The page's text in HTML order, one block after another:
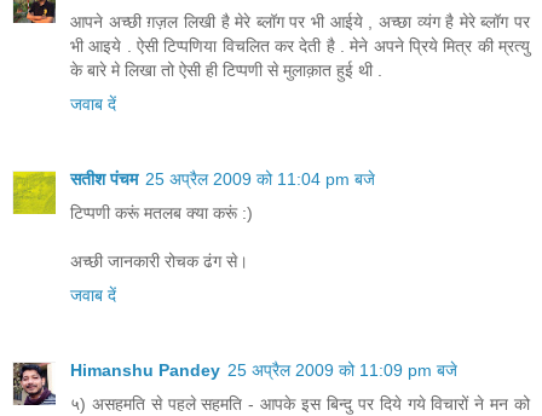
आपने अच्छी ग़ज़ल लिखी है मेरे ब्लॉग पर भी आईये , अच्छा व्यंग है मेरे ब्लॉग पर
भी आइये . ऐसी टिप्पणिया विचलित कर देती है . मेने अपने प्रिये मित्र की म्रत्यु
के बारे मे लिखा तो ऐसी ही टिप्पणी से मुलाक़ात हुई थी .
जवाब दें
सतीश पंचम 25 अप्रैल 2009 को 11:04 pm बजे
टिप्पणी करूं मतलब क्या करूं :)
अच्छी जानकारी रोचक ढंग से।
जवाब दें
Himanshu Pandey 25 अप्रैल 2009 को 11:09 pm बजे
५) असहमति से पहले सहमति - आपके इस बिन्दु पर दिये गये विचारों ने मन को